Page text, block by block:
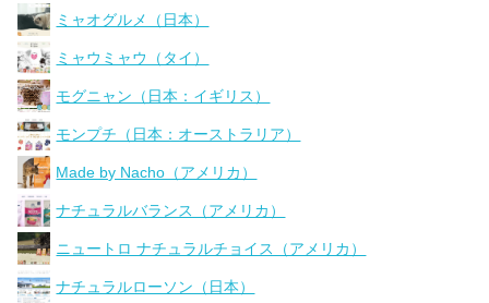
ミャオグルメ（日本）
ミャウミャウ（タイ）
モグニャン（日本：イギリス）
モンプチ（日本：オーストラリア）
Made by Nacho（アメリカ）
ナチュラルバランス（アメリカ）
ニュートロ ナチュラルチョイス（アメリカ）
ナチュラルローソン（日本）